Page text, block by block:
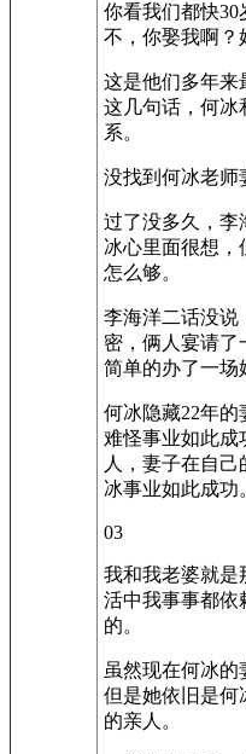
你看我们都快
不，你娶我啊？
这是他们多年来
这几句话，何冰
系。
没找到何冰老师
过了没多久，李
冰心里面很想，
怎么够。
李海洋二话没说
密，俩人宴请了
简单的办了一场
何冰隐藏22年的
难怪事业如此成
人，妻子在自
冰事业如此成功
03
我和我老婆就是
活中我事事都依
的。
虽然现在何冰的
但是她依旧是何
的亲人。